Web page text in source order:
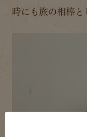
時にも旅の相棒と